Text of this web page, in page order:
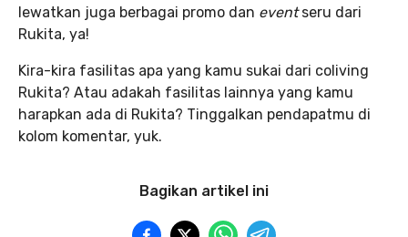
lewatkan juga berbagai promo dan eventseru dari
Rukita, ya!
Kira-kira fasilitas apa yang kamu sukai dari coliving
Rukita? Atau adakah fasilitas lainnya yang kamu
harapkan ada di Rukita? Tinggalkan pendapatmu di
kolom komentar, yuk.
Bagikan artikel ini